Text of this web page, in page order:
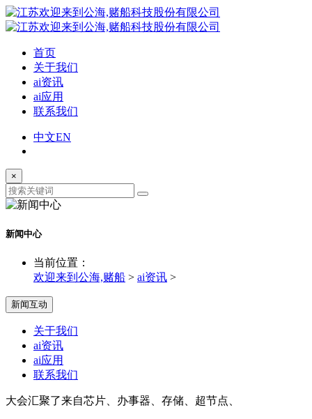
首页
关于我们
ai资讯
ai应用
联系我们
中文EN
×
新闻中心
当前位置：
欢迎来到公海,赌船 > ai资讯 >
新闻互动
关于我们
ai资讯
ai应用
联系我们
大会汇聚了来自芯片、办事器、存储、超节点、